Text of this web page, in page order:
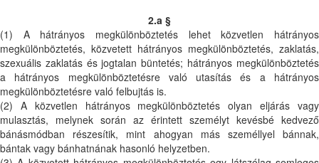
2.a §
(1) A hátrányos megkülönböztetés lehet közvetlen hátrányos
megkülönböztetés, közvetett hátrányos megkülönböztetés, zaklatás,
szexuális zaklatás és jogtalan büntetés; hátrányos megkülönböztetés
a hátrányos megkülönböztetésre való utasítás és a hátrányos
megkülönböztetésre való felbujtás is.
(2) A közvetlen hátrányos megkülönböztetés olyan eljárás vagy
mulasztás, melynek során az érintett személyt kevésbé kedvező
bánásmódban részesítik, mint ahogyan más személlyel bánnak,
bántak vagy bánhatnának hasonló helyzetben.